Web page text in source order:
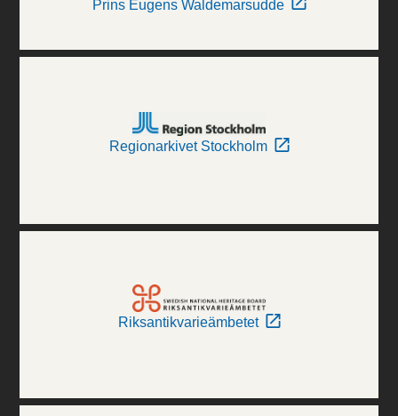
Prins Eugens Waldemarsudde
Regionarkivet Stockholm
Riksantikvarieämbetet